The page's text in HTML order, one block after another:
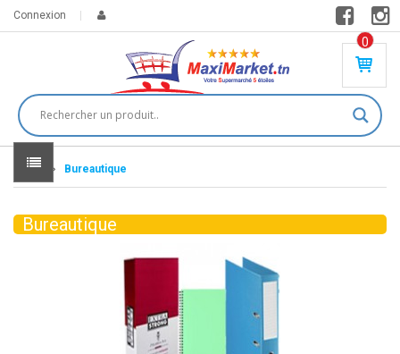
Connexion
0
PR
DU
IT(
S)
0
DT
Home Bureautique
Bureautique